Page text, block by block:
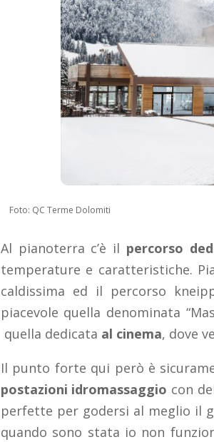
Foto: QC Terme Dolomiti
Al pianoterra c’è il percorso
temperature e caratteristiche.
caldissima ed il percorso
piacevole quella denominata
quella dedicata al cinema, dove
Il punto forte qui però è
postazioni idromassaggio con
perfette per godersi al meglio il
quando sono stata io non